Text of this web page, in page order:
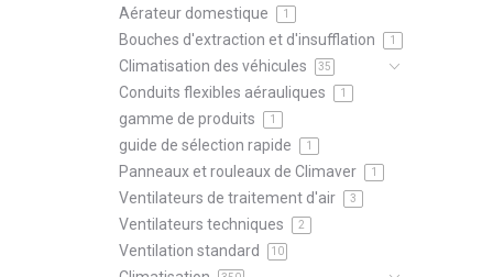
Aérateur domestique 1
Bouches d'extraction et d'insufflation 1
Climatisation des véhicules 35
Conduits flexibles aérauliques 1
gamme de produits 1
guide de sélection rapide 1
Panneaux et rouleaux de Climaver 1
Ventilateurs de traitement d'air 3
Ventilateurs techniques 2
Ventilation standard 10